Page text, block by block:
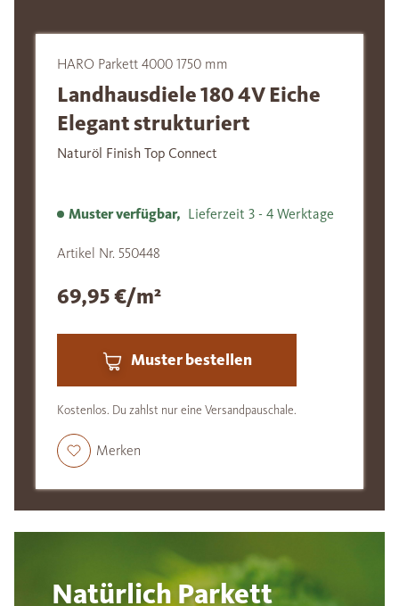
HARO Parkett 4000 1750 mm
Landhausdiele 180 4V Eiche
Elegant strukturiert
Naturöl Finish Top Connect
Muster verfügbar, Lieferzeit 3 - 4 Werktage
Artikel Nr. 550448
69,95 €/m²
Muster bestellen
Kostenlos. Du zahlst nur eine Versandpauschale.
Merken
Natürlich Parkett